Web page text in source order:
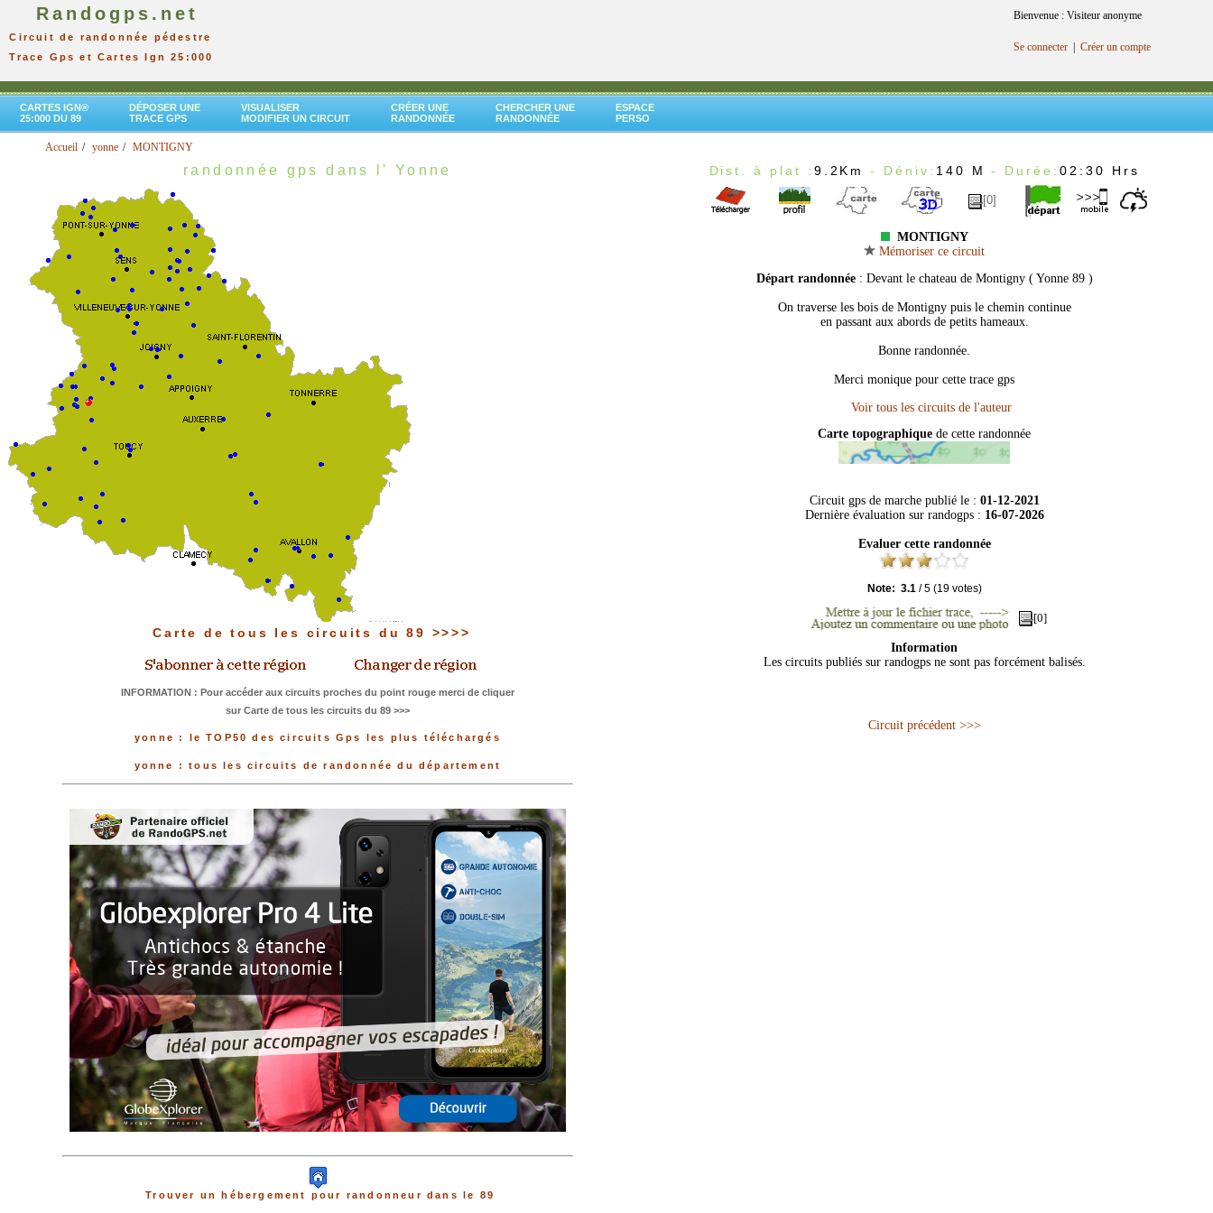
Randogps.net
Circuit de randonnée pédestre
Trace Gps et Cartes Ign 25:000
Bienvenue : Visiteur anonyme
Se connecter Créer un compte
CARTES IGN®
25:000 DU 89
DÉPOSER UNE
TRACE GPS
VISUALISER
MODIFIER UN CIRCUIT
CRÉER UNE
RANDONNÉE
CHERCHER UNE
RANDONNÉE
ESPACE
PERSO
Accueil yonne MONTIGNY
randonnée gps dans l' Yonne
Carte de tous les circuits du 89 >>>>
INFORMATION : Pour accéder aux circuits proches du point rouge merci de cliquer
sur Carte de tous les circuits du 89 >>>
yonne : le TOP50 des circuits Gps les plus téléchargés
yonne : tous les circuits de randonnée du département
Trouver un hébergement pour randonneur dans le 89
Dist. à plat : 9.2Km - Déniv: 140 M- Durée:02:30 Hrs
[0]
MONTIGNY
Mémoriser ce circuit
Départ randonnée : Devant le chateau de Montigny ( Yonne 89 )
On traverse les bois de Montigny puis le chemin continue
en passant aux abords de petits hameaux.
Bonne randonnée.
Merci monique pour cette trace gps
Carte topographique de cette randonnée
Circuit gps de marche publié le : 01-12-2021
Dernière évaluation sur randogps : 16-07-2026
Evaluer cette randonnée
Note: 3.1/5(19votes)
[0]
Information
Les circuits publiés sur randogps ne sont pas forcément balisés.
Circuit précédent >>>